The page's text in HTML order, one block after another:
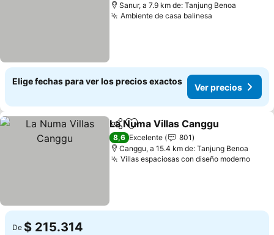
Sanur, a 7.9 km de: Tanjung Benoa
Ambiente de casa balinesa
Elige fechas para ver los precios exactos
Ver precios
CompartirAgregar a favoritos
La Numa Villas Canggu
8,6 Excelente
801
Canggu, a 15.4 km de: Tanjung Benoa
Villas espaciosas con diseño moderno
De $ 215.314